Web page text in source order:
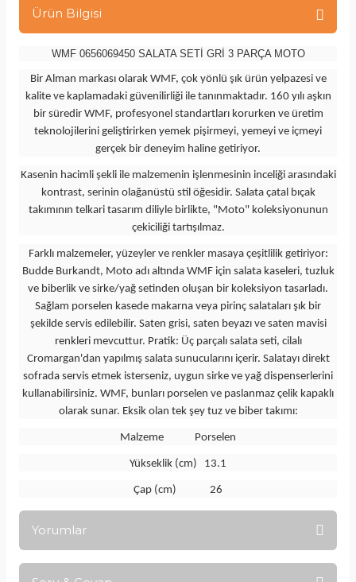
Ürün Bilgisi
WMF 0656069450 SALATA SETİ GRİ 3 PARÇA MOTO
Bir Alman markası olarak WMF, çok yönlü şık ürün yelpazesi ve
kalite ve kaplamadaki güvenilirliği ile tanınmaktadır. 160 yılı aşkın
bir süredir WMF, profesyonel standartları korurken ve üretim
teknolojilerini geliştirirken yemek pişirmeyi, yemeyi ve içmeyi
gerçek bir deneyim haline getiriyor.
Kasenin hacimli şekli ile malzemenin işlenmesinin inceliği arasındaki
kontrast, serinin olağanüstü stil öğesidir. Salata çatal bıçak
takımının telkari tasarım diliyle birlikte, "Moto" koleksiyonunun
çekiciliği tartışılmaz.
Farklı malzemeler, yüzeyler ve renkler masaya çeşitlilik getiriyor:
Budde Burkandt, Moto adı altında WMF için salata kaseleri, tuzluk
ve biberlik ve sirke/yağ setinden oluşan bir koleksiyon tasarladı.
Sağlam porselen kasede makarna veya pirinç salataları şık bir
şekilde servis edilebilir. Saten grisi, saten beyazı ve saten mavisi
renkleri mevcuttur. Pratik: Üç parçalı salata seti, cilalı
Cromargan'dan yapılmış salata sunucularını içerir. Salatayı direkt
sofrada servis etmek isterseniz, uygun sirke ve yağ dispenserlerini
kullanabilirsiniz. WMF, bunları porselen ve paslanmaz çelik kapaklı
olarak sunar. Eksik olan tek şey tuz ve biber takımı:
Malzeme Porselen
Yükseklik (cm) 13.1
Çap (cm) 26
Yorumlar